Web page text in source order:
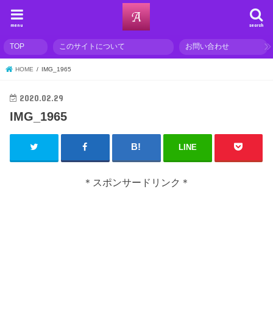
search
menu
TOP このサイトについて お問い合わせ
HOME IMG_1965
2020.02.29
IMG_1965
LINE
＊スポンサードリンク＊